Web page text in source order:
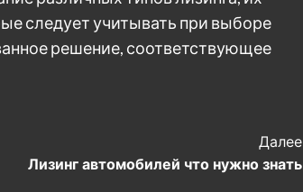
следует учитывать при выборе
решение, соответствующее
Далее
Лизинг автомобилей что нужно знать